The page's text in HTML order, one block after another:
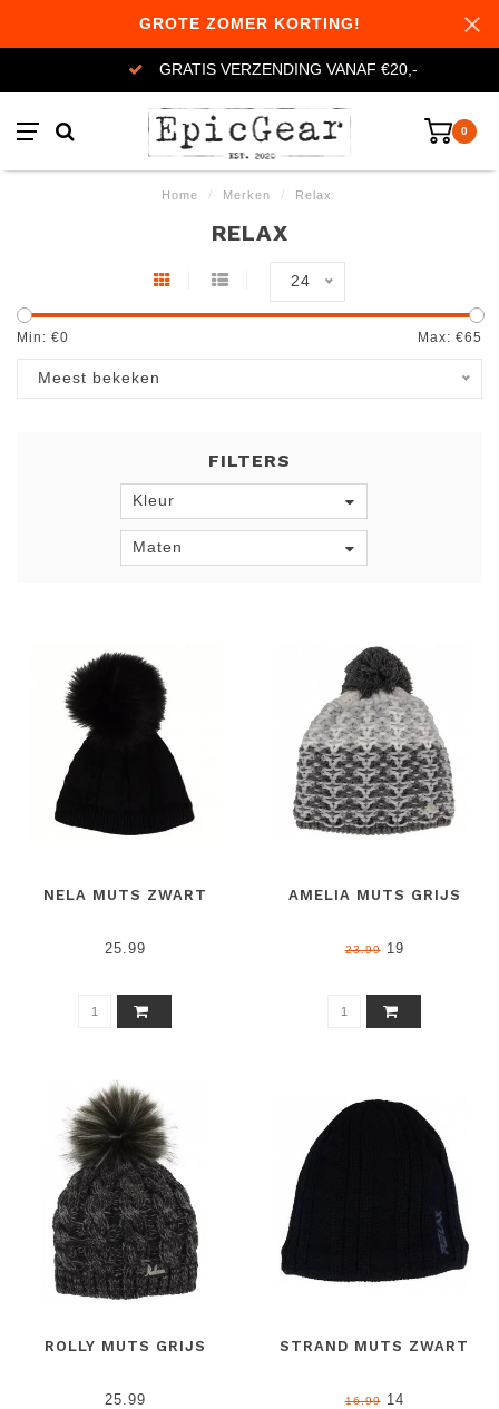
GROTE ZOMER KORTING!
GRATIS VERZENDING VANAF €20,-
0
Home / Merken / Relax
RELAX
24
Min: €0 Max: €65
Meest bekeken
FILTERS
Kleur
Maten
NELA MUTS ZWART
25.99
AMELIA MUTS GRIJS
23.9919
ROLLY MUTS GRIJS
25.99
STRAND MUTS ZWART
16.9914